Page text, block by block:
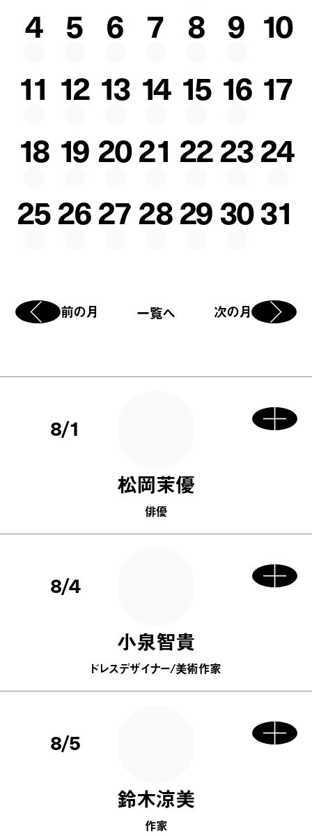
4 5 6 7 8 9 10
11 12 13 14 15 16 17
18 19 2021 222324
25262728293031
前の月 一覧へ 次の月
8/1
松岡茉優
俳優
8/4
小泉智貴
ドレスデザイナー/美術作家
8/5
鈴木涼美
作家